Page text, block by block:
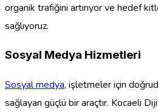
organik trafiğini artırıyor ve hedef
sağlıyoruz.
Sosyal Medya Hizmetleri
Sosyal medya, işletmeler için
sağlayan güçlü bir araçtır. Kocaeli